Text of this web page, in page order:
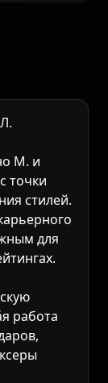
М. и
точки
стилей.
для
работа